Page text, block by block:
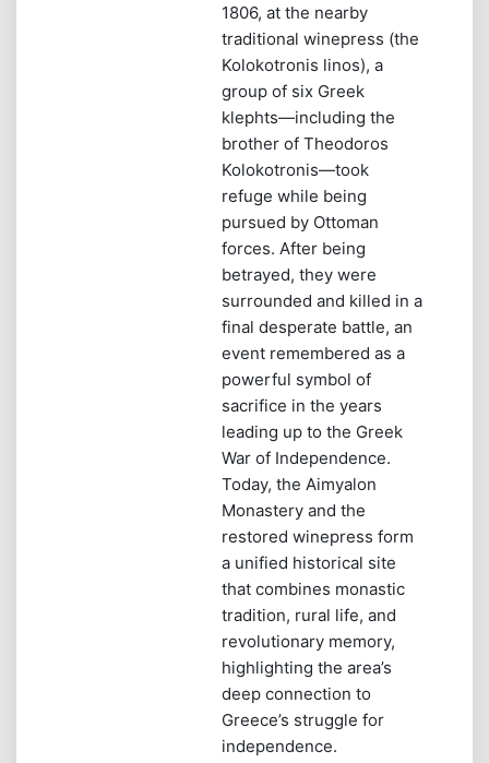
1806, at the nearby
traditional winepress (the
Kolokotronis linos), a
group of six Greek
klephts—including the
brother of Theodoros
Kolokotronis—took
refuge while being
pursued by Ottoman
forces. After being
betrayed, they were
surrounded and killed in a
final desperate battle, an
event remembered as a
powerful symbol of
sacrifice in the years
leading up to the Greek
War of Independence.
Today, the Aimyalon
Monastery and the
restored winepress form
a unified historical site
that combines monastic
tradition, rural life, and
revolutionary memory,
highlighting the area’s
deep connection to
Greece’s struggle for
independence.